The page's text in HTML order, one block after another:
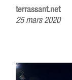
terrassant.net
25 mars 2020